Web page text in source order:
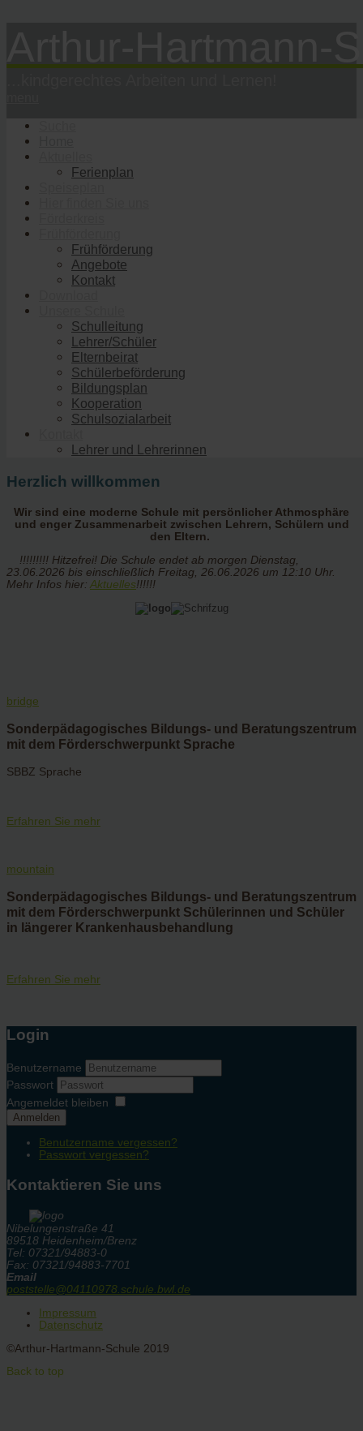
Ferienplan
Frühförderung
Angebote
Kontakt
Schulleitung
Lehrer/Schüler
Elternbeirat
Schülerbeförderung
Bildungsplan
Kooperation
Schulsozialarbeit
Lehrer und Lehrerinnen
Herzlich willkommen
Wir sind eine moderne Schule mit persönlicher Athmosphäre
und enger Zusammenarbeit zwischen Lehrern, Schülern und
den Eltern.
!!!!!!!!! Hitzefrei! Die Schule endet ab morgen Dienstag,
23.06.2026 bis einschließlich Freitag, 26.06.2026 um 12:10 Uhr.
Mehr Infos hier: Aktuelles!!!!!!
bridge
Sonderpädagogisches Bildungs- und Beratungszentrum
mit dem Förderschwerpunkt Sprache
SBBZ Sprache
Erfahren Sie mehr
mountain
Sonderpädagogisches Bildungs- und Beratungszentrum
mit dem Förderschwerpunkt Schülerinnen und Schüler
in längerer Krankenhausbehandlung
Erfahren Sie mehr
Login
Benutzername
Passwort
Angemeldet bleiben
Anmelden
Benutzername vergessen?
Passwort vergessen?
Kontaktieren Sie uns
Nibelungenstraße 41
89518 Heidenheim/Brenz
Tel: 07321/94883-0
Fax: 07321/94883-7701
Email
poststelle@04110978.schule.bwl.de
Impressum
Datenschutz
©Arthur-Hartmann-Schule 2019
Back to top